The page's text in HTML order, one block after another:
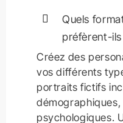
Quels
préfèrent-ils
Créez des
vos différents
portraits fictifs
psychologiques.